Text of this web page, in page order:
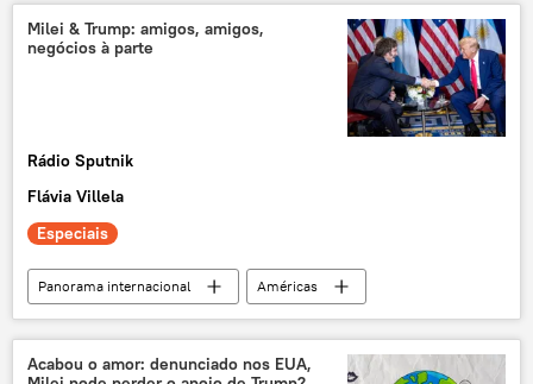
Brasil
Roberto Campos Neto
Argentina
Milei & Trump: amigos, amigos,
negócios à parte
Rádio Sputnik
Flávia Villela
Especiais
Panorama internacional
Américas
Javier Milei
Argentina
FBI
Congresso
Lima Estados Unidos
Acabou o amor: denunciado nos EUA,